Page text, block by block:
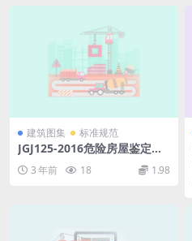
建筑图集 标准规范
JGJ125-2016危险房屋鉴定标
3 年前 18 1.98